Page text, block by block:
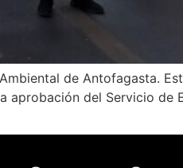
de Antofagasta.
del Servicio de